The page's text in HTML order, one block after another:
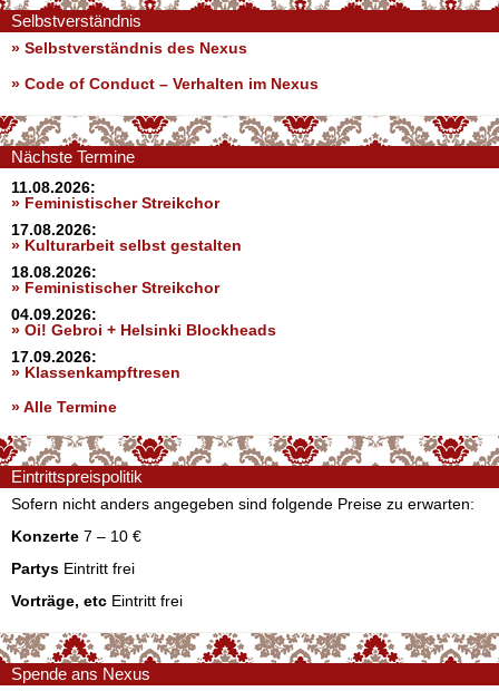
Selbstverständnis
» Selbstverständnis des Nexus
» Code of Conduct – Verhalten im Nexus
Nächste Termine
11.08.2026:
» Feministischer Streikchor
17.08.2026:
» Kulturarbeit selbst gestalten
18.08.2026:
» Feministischer Streikchor
04.09.2026:
» Oi! Gebroi + Helsinki Blockheads
17.09.2026:
» Klassenkampftresen
» Alle Termine
Eintrittspreispolitik
Sofern nicht anders angegeben sind folgende Preise zu erwarten:
Konzerte 7 – 10 €
Partys Eintritt frei
Vorträge, etc Eintritt frei
Spende ans Nexus